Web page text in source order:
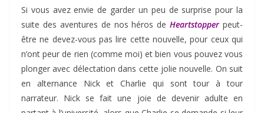
Si vous avez envie de garder un peu de surprise pour la
suite des aventures de nos héros deHeartstopper peut-
être ne devez-vous pas lire cette nouvelle, pour ceux qui
n’ont peur de rien (comme moi) et bien vous pouvez vous
plonger avec délectation dans cette jolie nouvelle. On suit
en alternance Nick et Charlie qui sont tour à tour
narrateur. Nick se fait une joie de devenir adulte en